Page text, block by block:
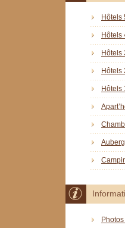
Hôtels
Hôtels
Hôtels
Hôtels
Hôtels